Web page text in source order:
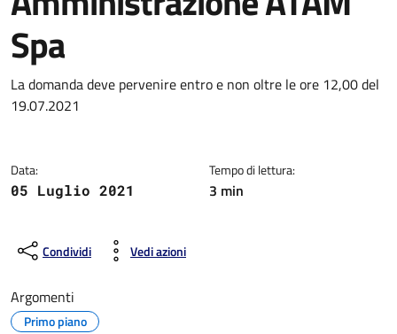
Spa
Dettagli della notizia
La domanda deve pervenire entro e non oltre le ore 12,00 del
19.07.2021
Data:
05 Luglio 2021
Tempo di lettura:
3 min
Condividi Vedi azioni
Argomenti
Primo piano